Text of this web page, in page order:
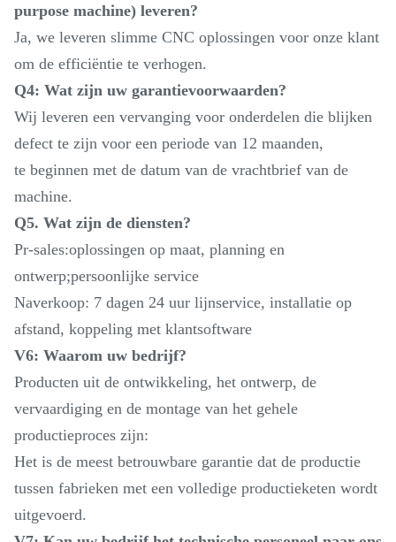
purpose machine) leveren?
Ja, we leveren slimme CNC oplossingen voor onze klant
om de efficiëntie te verhogen.
Q4: Wat zijn uw garantievoorwaarden?
Wij leveren een vervanging voor onderdelen die blijken
defect te zijn voor een periode van 12 maanden,
te beginnen met de datum van de vrachtbrief van de
machine.
Q5. Wat zijn de diensten?
Pr-sales:oplossingen op maat, planning en
ontwerp;persoonlijke service
Naverkoop: 7 dagen 24 uur lijnservice, installatie op
afstand, koppeling met klantsoftware
V6: Waarom uw bedrijf?
Producten uit de ontwikkeling, het ontwerp, de
vervaardiging en de montage van het gehele
productieproces zijn:
Het is de meest betrouwbare garantie dat de productie
tussen fabrieken met een volledige productieketen wordt
uitgevoerd.